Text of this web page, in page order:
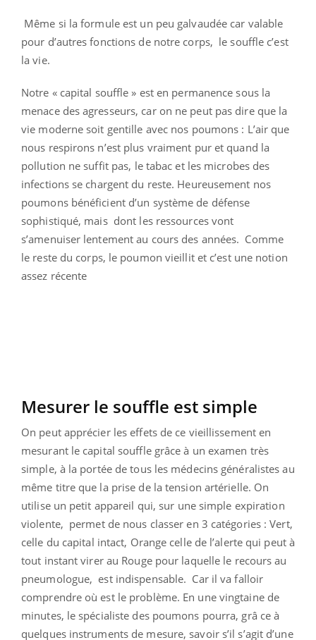
Même si la formule est un peu galvaudée car valable
pour d’autres fonctions de notre corps, le souffle c’est
la vie.
Notre « capital souffle » est en permanence sous la
menace des agresseurs, car on ne peut pas dire que la
vie moderne soit gentille avec nos poumons : L’air que
nous respirons n’est plus vraiment pur et quand la
pollution ne suffit pas, le tabac et les microbes des
infections se chargent du reste. Heureusement nos
poumons bénéficient d’un système de défense
sophistiqué, mais dont les ressources vont
s’amenuiser lentement au cours des années. Comme
le reste du corps, le poumon vieillit et c’est une notion
assez récente
Mesurer le souffle est simple
On peut apprécier les effets de ce vieillissement en
mesurant le capital souffle grâce à un examen très
simple, à la portée de tous les médecins généralistes au
même titre que la prise de la tension artérielle. On
utilise un petit appareil qui, sur une simple expiration
violente, permet de nous classer en 3 catégories : Vert,
celle du capital intact, Orange celle de l’alerte qui peut à
tout instant virer au Rouge pour laquelle le recours au
pneumologue, est indispensable. Car il va falloir
comprendre où est le problème. En une vingtaine de
minutes, le spécialiste des poumons pourra, grâ ce à
quelques instruments de mesure, savoir s’il s’agit d’une